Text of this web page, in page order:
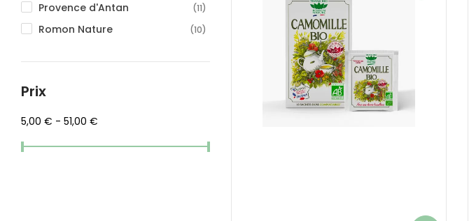
Provence d'Antan (11)
Romon Nature (10)
Prix
5,00 € - 51,00 €